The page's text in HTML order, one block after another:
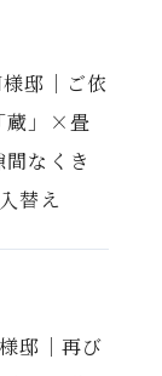
邸｜ご依
蔵」×畳
なくき
替え
邸｜再び